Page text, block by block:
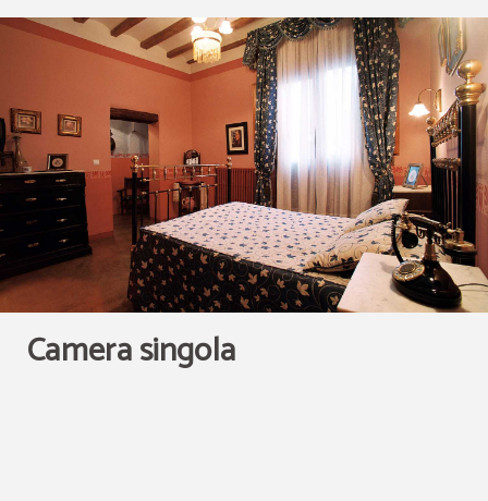
TV LCD Riscaldamento
Bagno privato
Camera singola